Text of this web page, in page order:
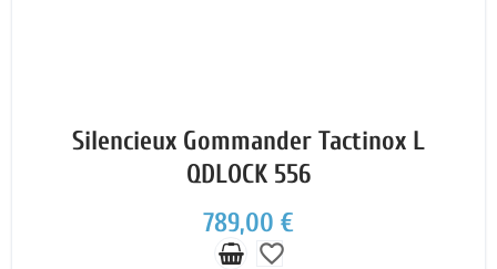
Silencieux Gommander Tactinox L
QDLOCK 556
789,00 €
favorite_border